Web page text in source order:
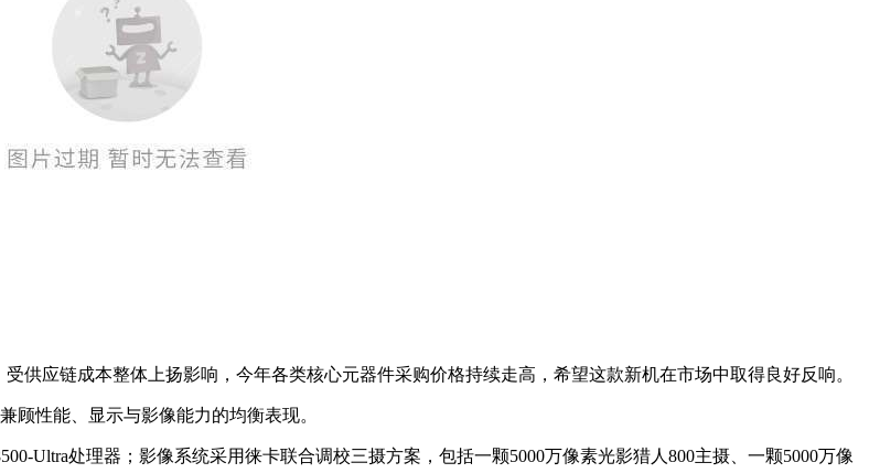
供应链成本整体上扬影响，今年各类核心元器件采购价格持续走高，希望这款新机在市场中取得良好反响。
顾性能、显示与影像能力的均衡表现。
Ultra处理器；影像系统采用徕卡联合调校三摄方案，包括一颗5000万像素光影猎人800主摄、一颗5000万像